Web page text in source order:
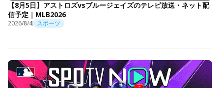
【8月5日】アストロズvsブルージェイズのテレビ放送・ネット配
信予定｜MLB2026
2026/8/4 スポーツ